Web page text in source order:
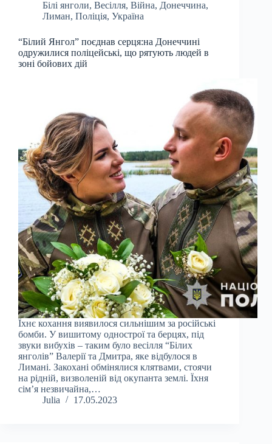
Білі янголи, Весілля, Війна, Донеччина,
Лиман, Поліція, Україна
“Білий Янгол” поєднав серця:на Донеччині
одружилися поліцейські, що рятують людей в
зоні бойових дій
Їхнє кохання виявилося сильнішим за російські
бомби. У вишитому однострої та берцях, під
звуки вибухів – таким було весілля “Білих
янголів” Валерії та Дмитра, яке відбулося в
Лимані. Закохані обмінялися клятвами, стоячи
на рідній, визволеній від окупанта землі. Їхня
сім’я незвичайна,…
Julia
17.05.2023